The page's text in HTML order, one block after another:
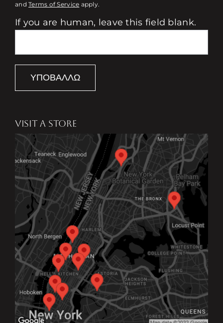
andTerms of Service apply.
If you are human, leave this field blank.
ΥΠΟΒΆΛΛΩ
VISIT A STORE